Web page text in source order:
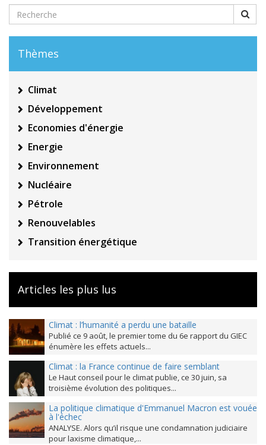
Thèmes
Climat
Développement
Economies d'énergie
Energie
Environnement
Nucléaire
Pétrole
Renouvelables
Transition énergétique
Articles les plus lus
Climat : l’humanité a perdu une bataille
Publié ce 9 août, le premier tome du 6e rapport du GIEC
énumère les effets actuels...
Climat : la France continue de faire semblant
Le Haut conseil pour le climat publie, ce 30 juin, sa
troisième évolution des politiques...
La politique climatique d'Emmanuel Macron est vouée
à l'échec
ANALYSE. Alors qu’il risque une condamnation judiciaire
pour laxisme climatique,...